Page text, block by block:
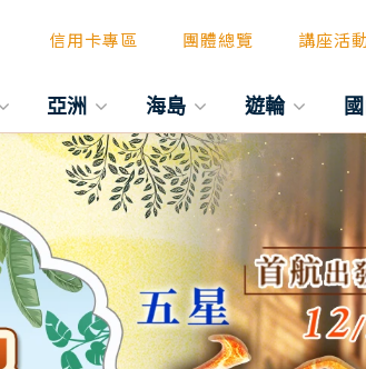
信用卡專區 團體總覽 講座活
亞洲 海島 遊輪